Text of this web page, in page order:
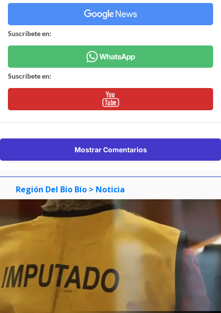
Suscríbete en:
Suscríbete en:
Mostrar Comentarios
Región Del Bío Bío > Noticia